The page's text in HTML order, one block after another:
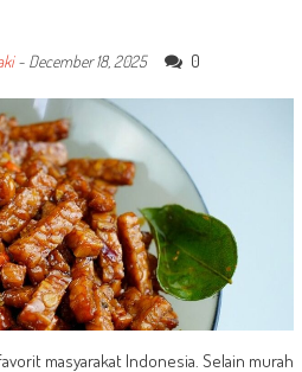
- December 18, 2025 0
masyarakat Indonesia. Selain murah